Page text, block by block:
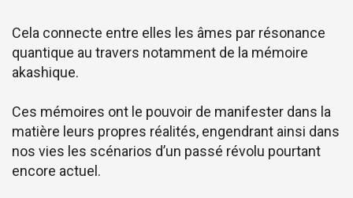
Cela connecte entre elles les âmes par résonance
quantique au travers notamment de la mémoire
akashique.
Ces mémoires ont le pouvoir de manifester dans la
matière leurs propres réalités, engendrant ainsi dans
nos vies les scénarios d’un passé révolu pourtant
encore actuel.